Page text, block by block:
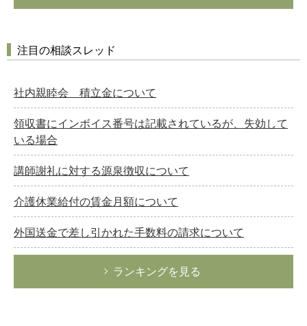
注目の相談スレッド
社内親睦会 積立金について
領収書にインボイス番号は記載されているが、失効して
いる場合
講師謝礼に対する源泉徴収について
介護休業給付の賃金月額について
外国送金で差し引かれた手数料の請求について
ランキングを見る